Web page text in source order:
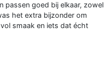
passen goed bij elkaar, zowel
het extra bijzonder om
smaak en iets dat écht